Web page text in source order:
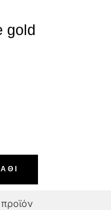
gold